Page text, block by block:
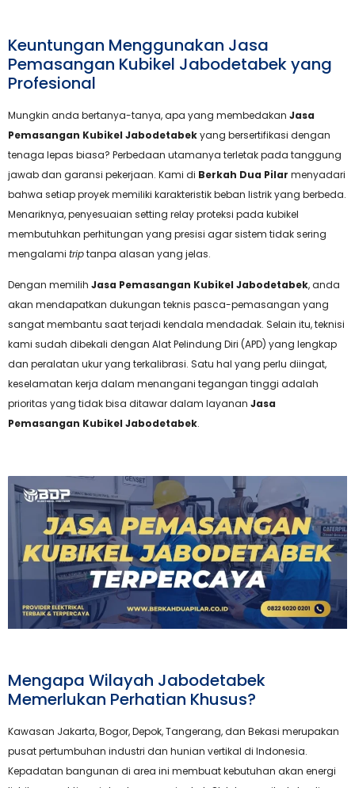
Keuntungan Menggunakan Jasa
Pemasangan Kubikel Jabodetabek yang
Profesional
Mungkin anda bertanya-tanya, apa yang membedakan Jasa
Pemasangan Kubikel Jabodetabekyang bersertifikasi dengan
tenaga lepas biasa? Perbedaan utamanya terletak pada tanggung
jawab dan garansi pekerjaan. Kami di Berkah Dua Pilar menyadari
bahwa setiap proyek memiliki karakteristik beban listrik yang berbeda.
Menariknya, penyesuaian setting relay proteksi pada kubikel
membutuhkan perhitungan yang presisi agar sistem tidak sering
mengalami triptanpa alasan yang jelas.
Dengan memilih Jasa Pemasangan Kubikel Jabodetabek, anda
akan mendapatkan dukungan teknis pasca-pemasangan yang
sangat membantu saat terjadi kendala mendadak. Selain itu, teknisi
kami sudah dibekali dengan Alat Pelindung Diri (APD) yang lengkap
dan peralatan ukur yang terkalibrasi. Satu hal yang perlu diingat,
keselamatan kerja dalam menangani tegangan tinggi adalah
prioritas yang tidak bisa ditawar dalam layanan Jasa
Pemasangan Kubikel Jabodetabek.
Mengapa Wilayah Jabodetabek
Memerlukan Perhatian Khusus?
Kawasan Jakarta, Bogor, Depok, Tangerang, dan Bekasi merupakan
pusat pertumbuhan industri dan hunian vertikal di Indonesia.
Kepadatan bangunan di area ini membuat kebutuhan akan energi